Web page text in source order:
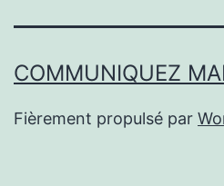
COMMUNIQUEZ
Fièrement propulsé par